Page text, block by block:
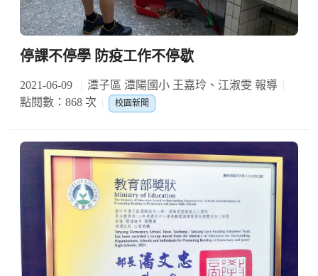
停課不停學 防疫工作不停歇
2021-06-09
潭子區 潭陽國小 王嘉玲、江淑雯 報導
點閱數：868 次
校園新聞